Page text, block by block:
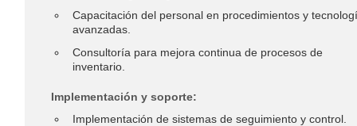
Capacitación del personal en procedimientos y
avanzadas.
Consultoría para mejora continua de procesos de
inventario.
Implementación y soporte:
Implementación de sistemas de seguimiento y control.